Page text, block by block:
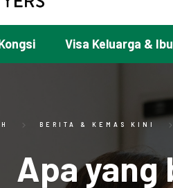
Visa Keluarga &
BERITA & KEMAS KINI
Apa yang